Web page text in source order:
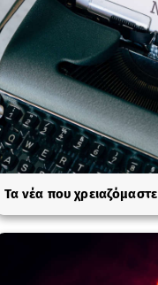
Τα νέα που χρειαζόμαστε